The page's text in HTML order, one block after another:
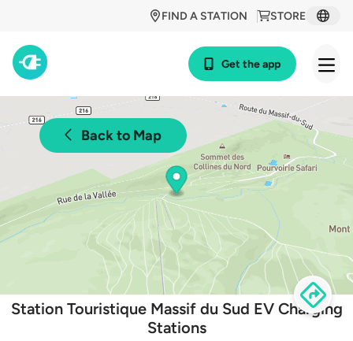
STORE
FIND A STATION
Get the app
Back to Map
Station Touristique Massif du Sud EV Charging
Stations